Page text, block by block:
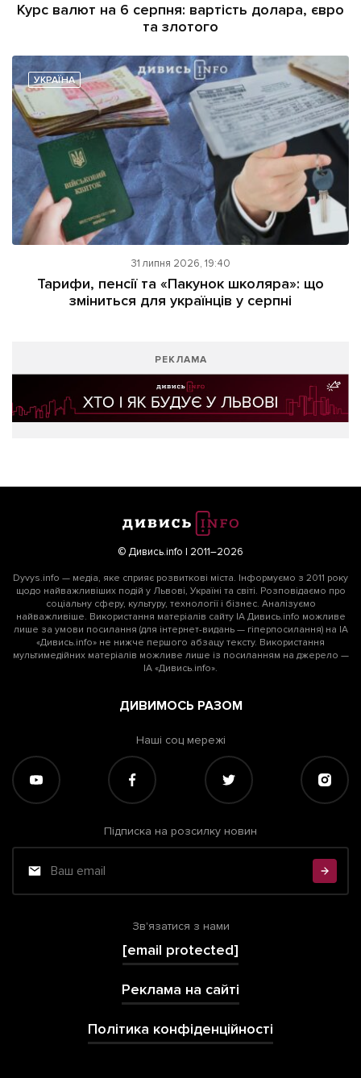
Курс валют на 6 серпня: вартість долара, євро
та злотого
УКРАЇНА
31 липня 2026, 19:40
Тарифи, пенсії та «Пакунок школяра»: що
зміниться для українців у серпні
РЕКЛАМА
© Дивись.info | 2011–2026
Dyvys.info — медіа, яке сприяє розвиткові міста. Інформуємо з 2011 року
щодо найважливіших подій у Львові, Україні та світі. Розповідаємо про
соціальну сферу, культуру, технології і бізнес. Аналізуємо
найважливіше. Використання матеріалів сайту ІА Дивись.info можливе
лише за умови посилання (для інтернет-видань — гіперпосилання) на ІА
«Дивись.info» не нижче першого абзацу тексту. Використання
мультимедійних матеріалів можливе лише із посиланням на джерело —
ІА «Дивись.info».
ДИВИМОСЬ РАЗОМ
Наші соц мережі
Підписка на розсилку новин
Зв'язатися з нами
[email protected]
Реклама на сайті
Політика конфіденційності